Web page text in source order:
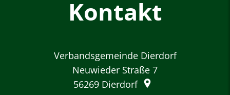
Kontakt
Verbandsgemeinde Dierdorf
Neuwieder Straße 7
56269 Dierdorf